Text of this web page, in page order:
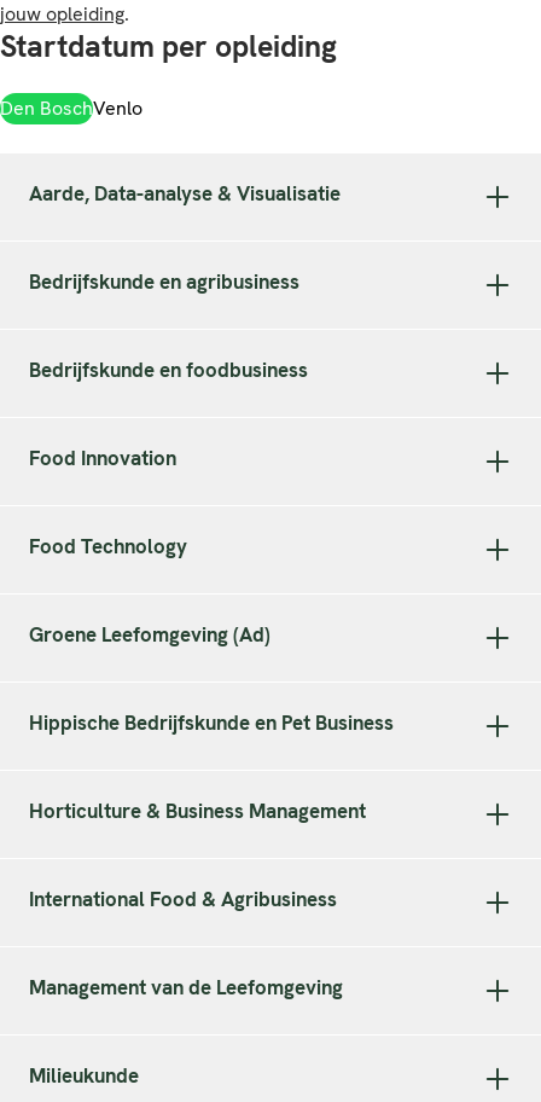
jouw opleiding.
Startdatum per opleiding
Den BoschVenlo
Aarde, Data-analyse & Visualisatie
Bedrijfskunde en agribusiness
Bedrijfskunde en foodbusiness
Food Innovation
Food Technology
Groene Leefomgeving (Ad)
Hippische Bedrijfskunde en Pet Business
Horticulture & Business Management
International Food & Agribusiness
Management van de Leefomgeving
Milieukunde